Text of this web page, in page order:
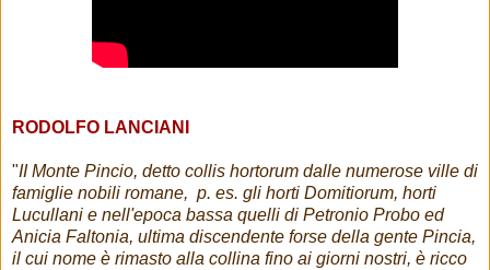
RODOLFO LANCIANI
"II Monte Pincio, detto collis hortorum dalle numerose ville di
famiglie nobili romane, p. es. gli horti Domitiorum, horti
Lucullani e nell'epoca bassa quelli di Petronio Probo ed
Anicia Faltonia, ultima discendente forse della gente Pincia,
il cui nome è rimasto alla collina fino ai giorni nostri, è ricco